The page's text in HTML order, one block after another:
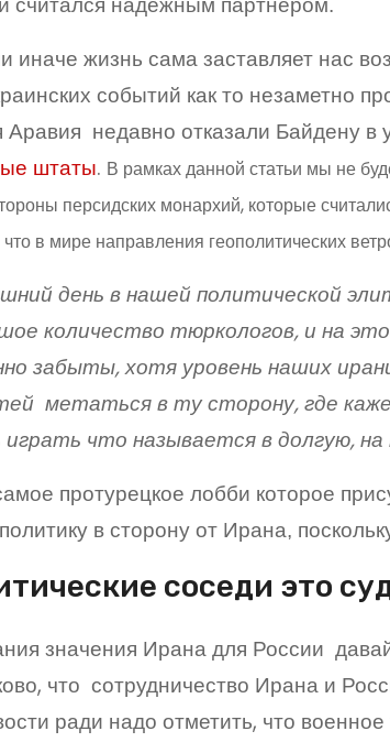
считался надёжным партнёром.
иначе жизнь сама заставляет нас
событий как то незаметно
Аравия недавно отказали Байдену
штаты. В рамках данной статьи мы не
персидских монархий, которые
в мире направления геополитических
день в нашей политической
количество тюркологов, и на
забыты, хотя уровень наших
метаться в ту сторону, где
играть что называется в долгую, на
протурецкое лобби которое
в сторону от Ирана,
соседи это
значения Ирана для России
что сотрудничество Ирана и
ради надо отметить, что